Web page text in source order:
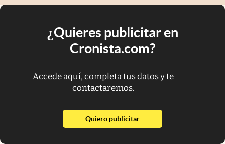
¿Quieres publicitar en
Cronista.com?
Accede aquí, completa tus datos y te
contactaremos.
Quiero publicitarabre en nueva pestaña